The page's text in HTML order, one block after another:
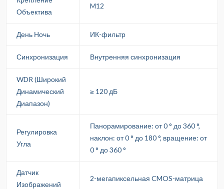
Объектива
M12
День Ночь ИК-фильтр
Синхронизация Внутренняя синхронизация
WDR (Широкий
Динамический
Диапазон)
≥ 120 дБ
Регулировка
Угла
Панорамирование: от 0 ° до 360 °,
наклон: от 0 ° до 180 °, вращение: от
0 ° до 360 °
Датчик
Изображений
2-мегапиксельная CMOS-матрица